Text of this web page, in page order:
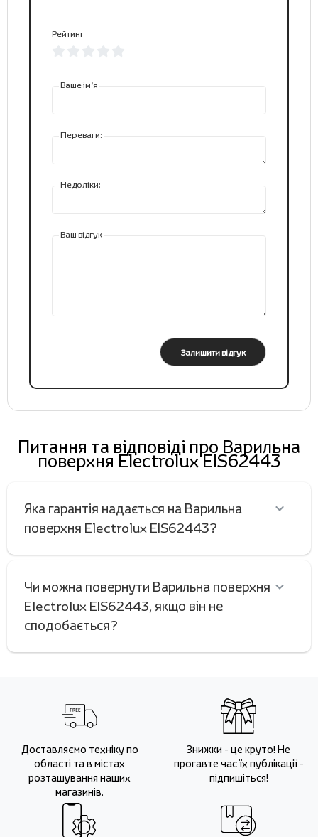
Рейтинг
Ваше ім’я
Переваги:
Недоліки:
Ваш відгук
Залишити відгук
Питання та відповіді про Варильна
поверхня Electrolux EIS62443
Яка гарантія надається на Варильна
поверхня Electrolux EIS62443?
Чи можна повернути Варильна поверхня
Electrolux EIS62443, якщо він не
сподобається?
Доставляємо техніку по
області та в містах
розташування наших
магазинів.
Знижки - це круто! Не
прогавте час їх публікації -
підпишіться!